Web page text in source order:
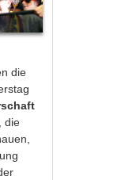
die
die